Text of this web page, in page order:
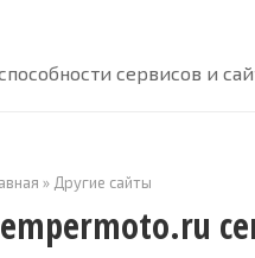
сервисов и
» Другие сайты